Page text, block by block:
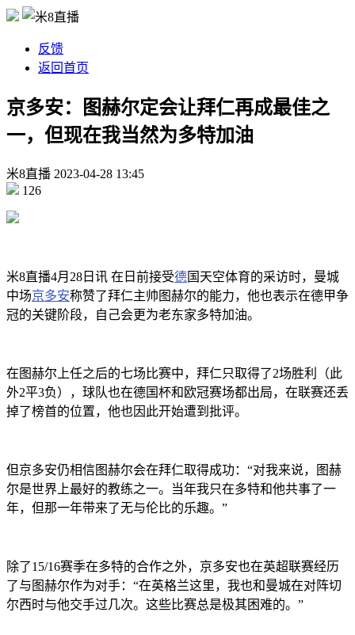
反馈
返回首页
京多安：图赫尔定会让拜仁再成最佳之
一，但现在我当然为多特加油
米8直播 2023-04-28 13:45
126
米8直播4月28日讯 在日前接受德国天空体育的采访时，曼城
中场京多安称赞了拜仁主帅图赫尔的能力，他也表示在德甲争
冠的关键阶段，自己会更为老东家多特加油。
在图赫尔上任之后的七场比赛中，拜仁只取得了2场胜利（此
外2平3负），球队也在德国杯和欧冠赛场都出局，在联赛还丢
掉了榜首的位置，他也因此开始遭到批评。
但京多安仍相信图赫尔会在拜仁取得成功：“对我来说，图赫
尔是世界上最好的教练之一。当年我只在多特和他共事了一
年，但那一年带来了无与伦比的乐趣。”
除了15/16赛季在多特的合作之外，京多安也在英超联赛经历
了与图赫尔作为对手：“在英格兰这里，我也和曼城在对阵切
尔西时与他交手过几次。这些比赛总是极其困难的。”